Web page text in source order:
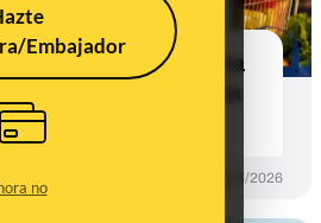
Embajador
no
sorteo de Lidl de una
03/08/2026